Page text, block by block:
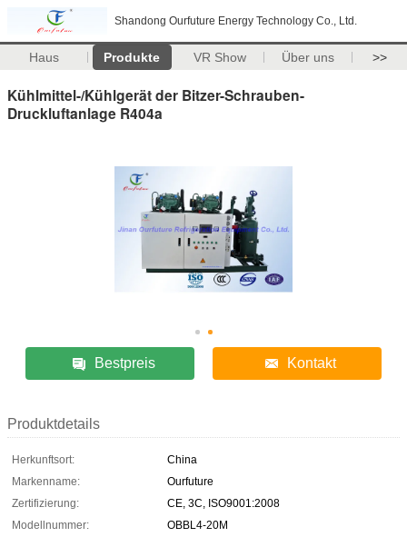
Shandong Ourfuture Energy Technology Co., Ltd.
Haus Produkte VR Show Über uns >>
Kühlmittel-/Kühlgerät der Bitzer-Schrauben-
Druckluftanlage R404a
Bestpreis Kontakt
Produktdetails
Herkunftsort:
China
Markenname:
Ourfuture
Zertifizierung:
CE, 3C, ISO9001:2008
Modellnummer:
OBBL4-20M